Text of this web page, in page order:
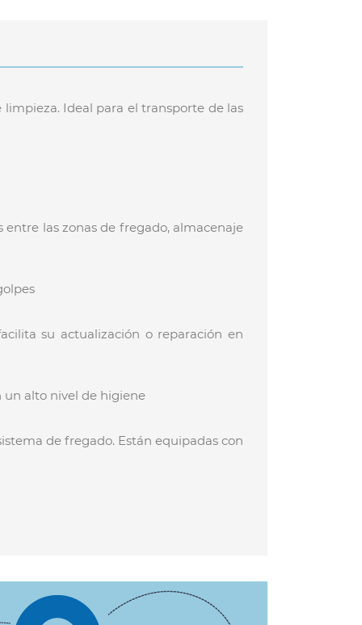
Ideal para el transporte de las
las zonas de fregado, almacenaje
su actualización o reparación en
un alto nivel de higiene
de fregado. Están equipadas con